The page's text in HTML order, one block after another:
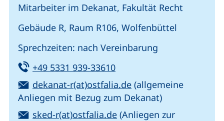
Mitarbeiter im Dekanat, Fakultät Recht
Gebäude R, Raum R106, Wolfenbüttel
Sprechzeiten: nach Vereinbarung
Tel:
+49 5331 939-33610(startet einen
E-Mail:
dekanat-r(at)ostfalia.de(öffnet Ihr E-Mail-
(allgemeine
Anliegen mit Bezug zum Dekanat)
E-Mail:
sked-r(at)ostfalia.de(öffnet Ihr E-Mail-
(Anliegen zur